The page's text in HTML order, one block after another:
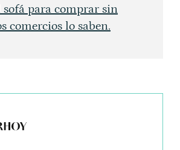
para comprar sin
comercios lo saben.